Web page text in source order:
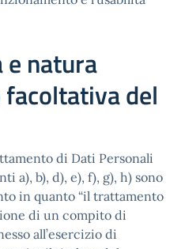
e natura
del
di Dati Personali
a), b), d), e), f), g), h) sono
in quanto “il trattamento
di un compito di
all’esercizio di